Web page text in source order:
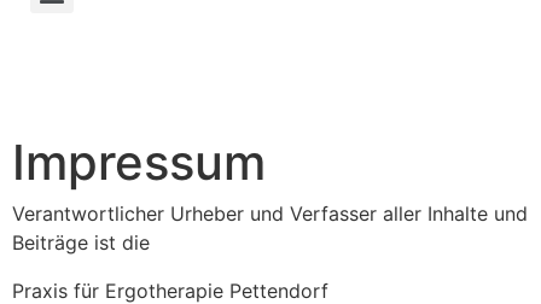
Impressum
Verantwortlicher Urheber und Verfasser aller Inhalte und
Beiträge ist die
Praxis für Ergotherapie Pettendorf